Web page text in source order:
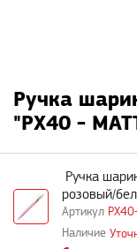
Ручка
"PX40 -
Ручка
розовый/